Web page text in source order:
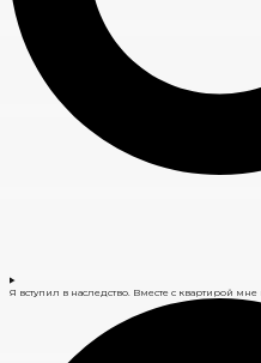
Я вступил в наследство. Вместе с квартирой